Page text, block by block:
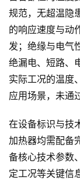
规范，无超温隐
的响应速度与动
发；绝缘与电气
绝漏电、短路、
实际工况的温度
应用场景，未通
在设备标识与技
加热器均需配备
备核心技术参数
定工况等关键信